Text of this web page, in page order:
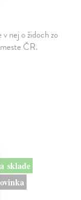
v nej o židoch zo
ČR.
sklade